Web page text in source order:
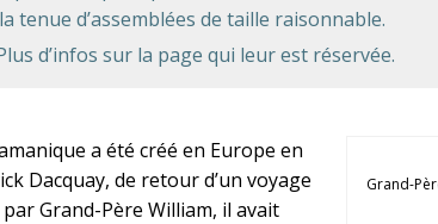
tenue d’assemblées de taille raisonnable.
d’infos sur la page qui leur est réservée.
a été créé en Europe en
Dacquay, de retour d’un voyage
Grand-Père William, il avait
Grand-